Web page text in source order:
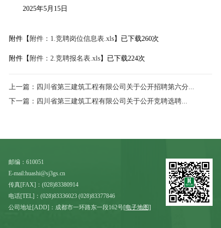
2025年5月15日
附件【 附件：1.竞聘岗位信息表.xls】已下载260次
附件【 附件：2.竞聘报名表.xls】已下载224次
上一篇： 四川省第三建筑工程有限公司关于公开招聘第六分...
下一篇： ​四川省第三建筑工程有限公司关于公开竞聘选聘...
邮编：610051
E-mail:huashi@sj3gs.cn
传真[FAX]：(028)83380914
电话[TEL]：(028)83336023 (028)83377846
公司地址[ADD]：成都市一环路东一段162号[电子地图]